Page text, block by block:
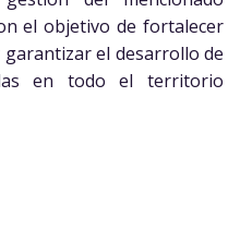
el objetivo de fortalecer
el desarrollo de
en todo el territorio